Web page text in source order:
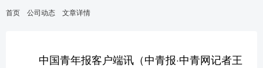
首页 公司动态 文章详情
中国青年报客户端讯（中青报·中青网记者王